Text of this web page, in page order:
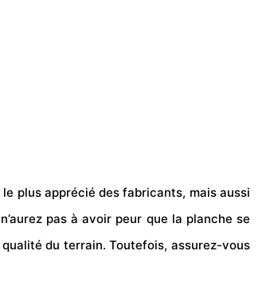
plus apprécié des fabricants, mais aussi
pas à avoir peur que la planche se
du terrain. Toutefois, assurez-vous